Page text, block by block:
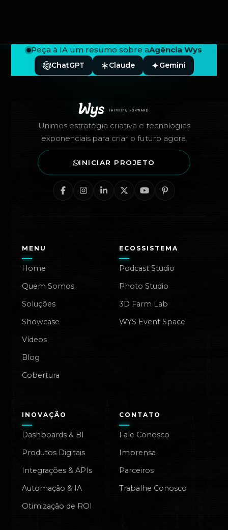
Peça à IA um resumo sobre aAgência Wys
ChatGPT Claude Gemini
Unimos estratégia criativa e tecnologias
exponenciais para criar o futuro agora.
INICIAR PROJETO
MENU
Home
Quem Somos
Soluções
Showcase
Vídeos
Blog
Cobertura
ECOSSISTEMA
Podcast Studio
Photo Studio
3D Farm Lab
WYS Event Space
INOVAÇÃO
Dashboards & BI
Produtos Digitais
Integrações & APIs
Automação & IA
Otimização de ROI
CONTATO
Fale Conosco
Imprensa
Parceiros
Trabalhe Conosco